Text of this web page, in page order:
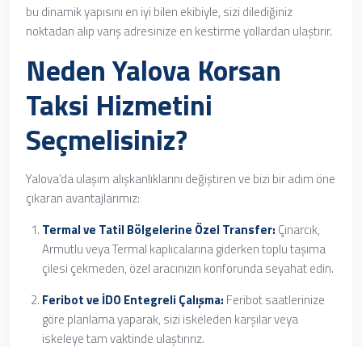
bu dinamik yapısını en iyi bilen ekibiyle, sizi dilediğiniz
noktadan alıp varış adresinize en kestirme yollardan ulaştırır.
Neden Yalova Korsan
Taksi Hizmetini
Seçmelisiniz?
Yalova’da ulaşım alışkanlıklarını değiştiren ve bizi bir adım öne
çıkaran avantajlarımız:
Termal ve Tatil Bölgelerine Özel Transfer: Çınarcık,
Armutlu veya Termal kaplıcalarına giderken toplu taşıma
çilesi çekmeden, özel aracınızın konforunda seyahat edin.
Feribot ve İDO Entegreli Çalışma: Feribot saatlerinize
göre planlama yaparak, sizi iskeleden karşılar veya
iskeleye tam vaktinde ulaştırırız.